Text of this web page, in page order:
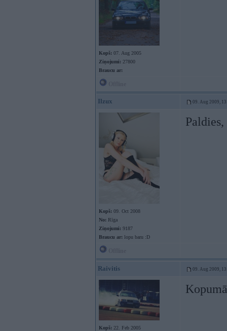
Kopš: 07. Aug 2005
Ziņojumi: 27800
Braucu ar:
Ilzux 09. Aug 2009,
Kopš: 09. Oct 2008
No: Rīga
Ziņojumi: 9187
Braucu ar: lopu baru :D
Raivitis 09. Aug 2009,
Kopš: 22. Feb 2005